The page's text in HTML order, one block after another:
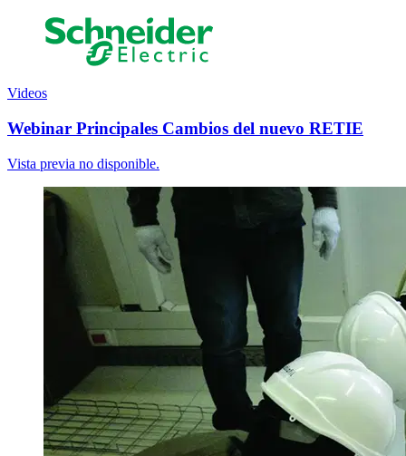
Videos
Webinar Principales Cambios del nuevo RETIE
Vista previa no disponible.